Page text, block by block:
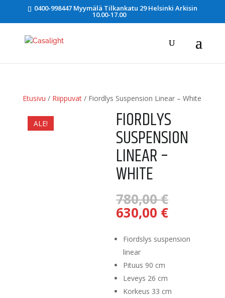
0400-998447 Myymälä Tilkankatu 29 Helsinki Arkisin
10.00-17.00
Etusivu / Riippuvat/ Fiordlys Suspension Linear – White
ALE! FIORDLYS
SUSPENSION
LINEAR –
WHITE
780,00€
780,00
630,00 €
on:
630,00 €.
Fiordslys suspension
linear
Pituus 90 cm
Leveys 26 cm
Korkeus 33 cm